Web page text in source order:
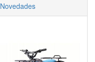
Novedades